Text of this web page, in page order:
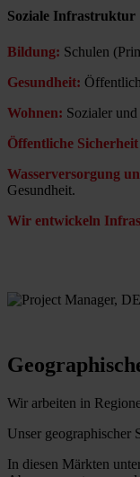
Soziale Infrastruktur
Bildung: Schulen
Gesundheit:
Wohnen: Sozialer
Öffentliche
Wasserversorgung
Gesundheit.
Wir entwickeln
Wir arbeiten in
Unser geographischer
In diesen Märkten